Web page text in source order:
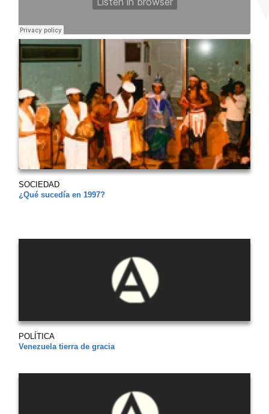
SOCIEDAD
¿Qué sucedía en 1997?
POLÍTICA
Venezuela tierra de gracia